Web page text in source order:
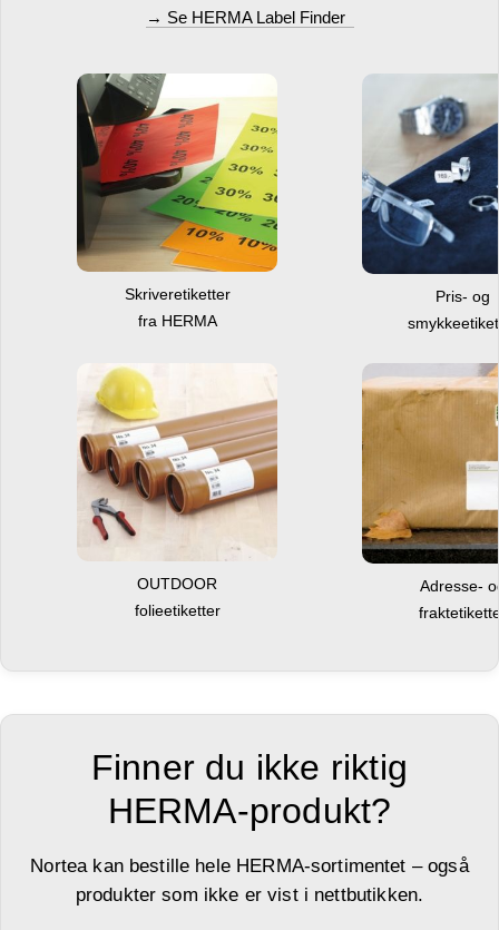
→ Se HERMA Label Finder
Skriveretiketter
fra HERMA
Pris- og
OUTDOOR
folieetiketter
Adresse-
Finner du ikke riktig
HERMA-produkt?
Nortea kan bestille hele HERMA-sortimentet – også
produkter som ikke er vist i nettbutikken.